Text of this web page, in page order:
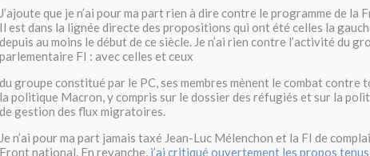
J’ajoute que je n’ai pour ma part rien à dire contre le programme de la
Il est dans la lignée directe des propositions qui ont été celles la
depuis au moins le début de ce siècle. Je n’ai rien contre l’activité du
parlementaire FI : avec celles et ceux
du groupe constitué par le PC, ses membres mènent le combat contre
la politique Macron, y compris sur le dossier des réfugiés et sur la
de gestion des flux migratoires.
Je n’ai pour ma part jamais taxé Jean-Luc Mélenchon et la FI de
Front national. En revanche, j’ai critiqué ouvertement les propos